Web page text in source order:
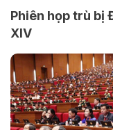
Phiên họp trù bị
XIV